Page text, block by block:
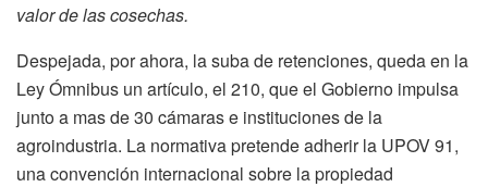
valor de las cosechas.
Despejada, por ahora, la suba de retenciones, queda en la
Ley Ómnibus un artículo, el 210, que el Gobierno impulsa
junto a mas de 30 cámaras e instituciones de la
agroindustria. La normativa pretende adherir la UPOV 91,
una convención internacional sobre la propiedad